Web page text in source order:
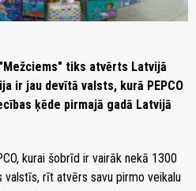
tiks atvērts Latvijā
ir jau devītā valsts, kurā PEPCO
ķēde pirmajā gadā Latvijā
kurai šobrīd ir vairāk nekā 1300
valstīs, rīt atvērs savu pirmo veikalu